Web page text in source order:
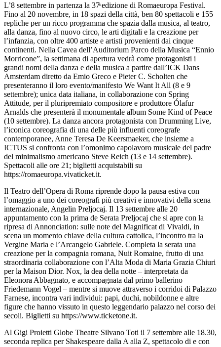
L’8 settembre in partenza la 37ͣ edizione di Romaeuropa Festival.
Fino al 20 novembre, in 18 spazi della città, ben 80 spettacoli e 155
repliche per un ricco programma che spazia dalla musica, al teatro,
alla danza, fino al nuovo circo, le arti digitali e la creazione per
l’infanzia, con oltre 400 artiste e artisti provenienti dai cinque
continenti. Nella Cavea dell’Auditorium Parco della Musica “Ennio
Morricone”, la settimana di apertura vedrà come protagonisti i
grandi nomi della danza e della musica a partire dall’ICK Dans
Amsterdam diretto da Emio Greco e Pieter C. Scholten che
presenteranno il loro evento/manifesto We Want It All (8 e 9
settembre); unica data italiana, in collaborazione con Spring
Attitude, per il pluripremiato compositore e produttore Ólafur
Arnalds che presenterà il monumentale album Some Kind of Peace
(10 settembre). La danza ancora protagonista con Drumming Live,
l’iconica coreografia di una delle più influenti coreografe
contemporanee, Anne Teresa De Keersmaeker, che insieme a
ICTUS si confronta con l’omonimo capolavoro musicale del padre
del minimalismo americano Steve Reich (13 e 14 settembre).
Spettacoli alle ore 21; biglietti acquistabili su
https://romaeuropa.vivaticket.it.
Il Teatro dell’Opera di Roma riprende dopo la pausa estiva con
l’omaggio a uno dei coreografi più creativi e innovativi della scena
internazionale, Angelin Preljocaj. Il 13 settembre alle 20
appuntamento con la prima de Serata Preljocaj che si apre con la
ripresa di Annonciation: sulle note del Magnificat di Vivaldi, in
scena un momento chiave della cultura cattolica, l’incontro tra la
Vergine Maria e l’Arcangelo Gabriele. Completa la serata una
creazione per la compagnia romana, Nuit Romaine, frutto di una
straordinaria collaborazione con l’Alta Moda di Maria Grazia Chiuri
per la Maison Dior. Nox, la dea della notte – interpretata da
Eleonora Abbagnato, e accompagnata dal primo ballerino
Friedemann Vogel – mentre si muove attraverso i corridoi di Palazzo
Farnese, incontra vari individui: papi, duchi, nobildonne e altre
figure che hanno vissuto in questo leggendario palazzo nel corso dei
secoli. Biglietti su https://www.ticketone.it.
Al Gigi Proietti Globe Theatre Silvano Toti il 7 settembre alle 18.30,
seconda replica per Shakespeare dalla A alla Z, spettacolo di e con